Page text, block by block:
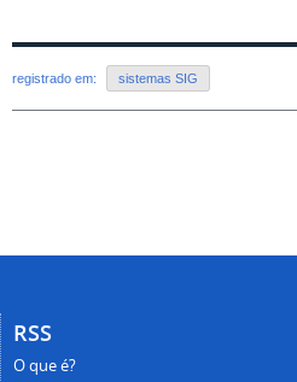
registrado em: sistemas SIG
RSS
O que é?